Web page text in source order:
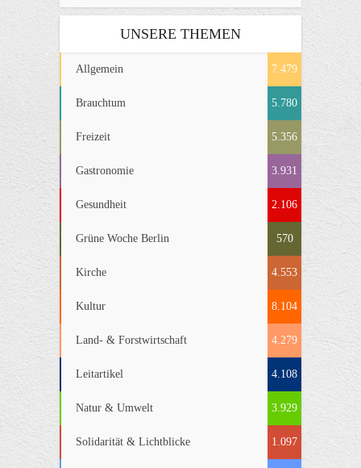
UNSERE THEMEN
Allgemein 7.479
Brauchtum 5.780
Freizeit 5.356
Gastronomie 3.931
Gesundheit 2.106
Grüne Woche Berlin 570
Kirche 4.553
Kultur 8.104
Land- & Forstwirtschaft 4.279
Leitartikel 4.108
Natur & Umwelt 3.929
Solidarität & Lichtblicke 1.097